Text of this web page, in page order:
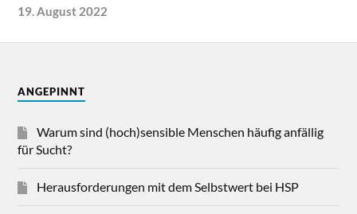
19. August 2022
ANGEPINNT
Warum sind (hoch)sensible Menschen häufig anfällig
für Sucht?
Herausforderungen mit dem Selbstwert bei HSP